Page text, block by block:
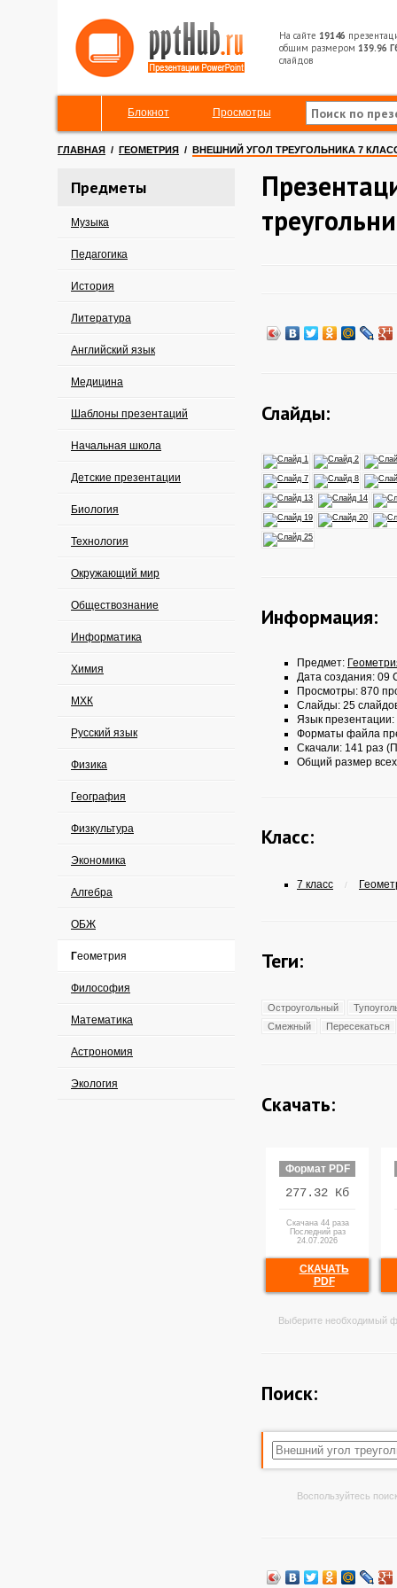
На сайте 19146
общим размером 139.96
слайдов
Блокнот Просмотры
ГЛАВНАЯ / ГЕОМЕТРИЯ / ВНЕШНИЙ УГОЛ ТРЕУГОЛЬНИКА 7
Предметы
Музыка
Педагогика
История
Литература
Английский язык
Медицина
Шаблоны презентаций
Начальная школа
Детские презентации
Биология
Технология
Окружающий мир
Обществознание
Информатика
Химия
МХК
Русский язык
Физика
География
Физкультура
Экономика
Алгебра
ОБЖ
Геометрия
Философия
Математика
Астрономия
Экология
Слайды:
Информация:
Предмет:
Дата создания: 09
Просмотры: 870
Слайды: 25
Язык презентации:
Форматы файла
Скачали: 141 раз
Общий размер
Класс:
7 класс /
Теги:
Остроугольный
Смежный
Пересекаться
Скачать:
Формат PDF
277.32 Кб
Скачана 44 раза
Последний раз
24.07.2026
СКАЧАТЬ
PDF
Выберите необходимый
Поиск:
Воспользуйтесь